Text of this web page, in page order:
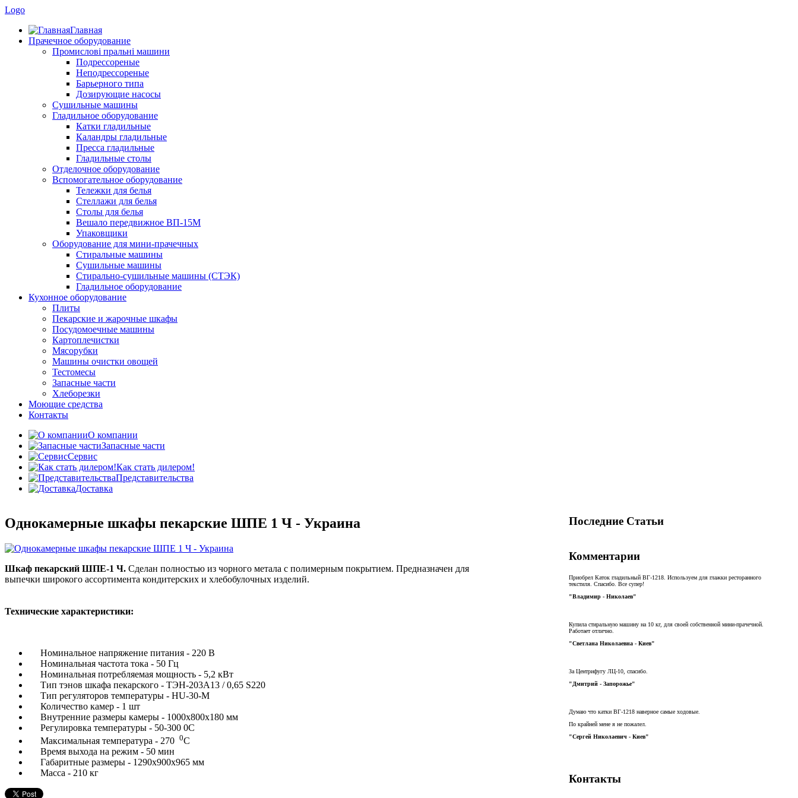
Logo
Главная
Прачечное оборудование
Промислові пральні машини
Подрессореные
Неподрессореные
Барьерного типа
Дозирующие насосы
Сушильные машины
Гладильное оборудование
Катки гладильные
Каландры гладильные
Пресса гладильные
Гладильные столы
Отделочное оборудование
Вспомогательное оборудование
Тележки для белья
Стеллажи для белья
Столы для белья
Вешало передвижное ВП-15М
Упаковщики
Оборудование для мини-прачечных
Стиральные машины
Сушильные машины
Стирально-сушильные машины (СТЭК)
Гладильное оборудование
Кухонное оборудование
Плиты
Пекарские и жарочные шкафы
Посудомоечные машины
Картоплечистки
Мясорубки
Машины очистки овощей
Тестомесы
Запасные части
Хлеборезки
Моющие средства
Контакты
О компании
Запасные части
Сервис
Как стать дилером!
Представительства
Доставка
Однокамерные шкафы пекарские ШПЕ 1 Ч - Украина
Шкаф пекарский ШПЕ-1 Ч. Сделан полностью из чорного метала с полимерным покрытием. Предназначен для
выпечки широкого ассортимента кондитерских и хлебобулочных изделий.
Технические характеристики:
Номинальное напряжение питания - 220 В
Номинальная частота тока - 50 Гц
Номинальная потребляемая мощность - 5,2 кВт
Тип тэнов шкафа пекарского - ТЭН-203А13 / 0,65 S220
Тип регуляторов температуры - HU-30-М
Количество камер - 1 шт
Внутренние размеры камеры - 1000х800х180 мм
Регулировка температуры - 50-300 0С
Максимальная температура - 270 0С
Время выхода на режим - 50 мин
Габаритные размеры - 1290х900х965 мм
Масса - 210 кг
Последние Статьи
Комментарии
Приобрел Каток гладильный ВГ-1218. Используем для глажки ресторанного
текстиля. Спасибо. Все супер!
"Владимир - Николаев"
Купила стиральную машину на 10 кг, для своей собственной мини-прачечной.
Работает отлично.
"Светлана Николаевна - Киев"
За Центрифугу ЛЦ-10, спасибо.
"Дмитрий - Запорожье"
Думаю что катки ВГ-1218 наверное самые ходовые.
По крайней мене я не пожалел.
"Сергей Николаевич - Киев"
Контакты